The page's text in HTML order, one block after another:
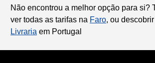
Não encontrou a melhor opção para si?
ver todas as tarifas na Faro, ou
Livraria em Portugal